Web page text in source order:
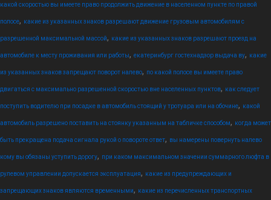
какой скоростью вы имеете право продолжить движение в населенном пункте по правой
полосе, какие из указанных знаков разрешают движение грузовым автомобилям с
разрешенной максимальной массой, какие из указанных знаков разрешают проезд на
автомобиле к месту проживания или работы, екатеринбург гостехнадзор выдача ву, какие
из указанных знаков запрещают поворот налево, по какой полосе вы имеете право
двигаться с максимально разрешенной скоростью вне населенных пунктов, как следует
поступить водителю при посадке в автомобиль стоящий у тротуара или на обочине, какой
автомобиль разрешено поставить на стоянку указанным на табличке способом, когда может
быть прекращена подача сигнала рукой о повороте ответ, вы намерены повернуть налево
кому вы обязаны уступить дорогу, при каком максимальном значении суммарного люфта в
рулевом управлении допускается эксплуатация, какие из предупреждающих и
запрещающих знаков являются временными, какие из перечисленных транспортных